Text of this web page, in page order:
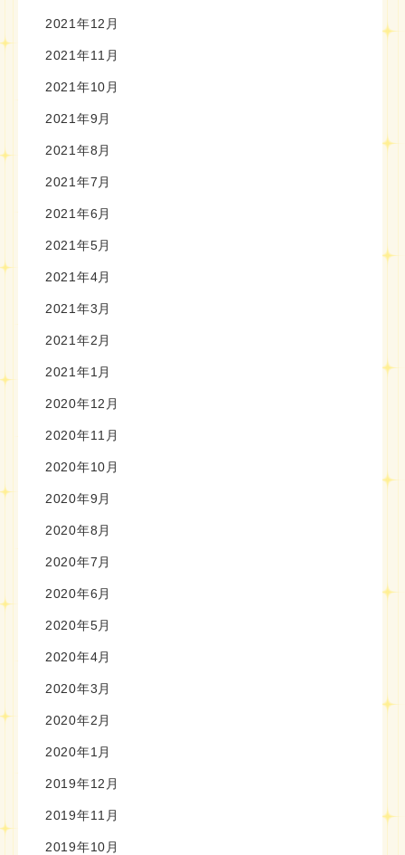
2021年12月
2021年11月
2021年10月
2021年9月
2021年8月
2021年7月
2021年6月
2021年5月
2021年4月
2021年3月
2021年2月
2021年1月
2020年12月
2020年11月
2020年10月
2020年9月
2020年8月
2020年7月
2020年6月
2020年5月
2020年4月
2020年3月
2020年2月
2020年1月
2019年12月
2019年11月
2019年10月